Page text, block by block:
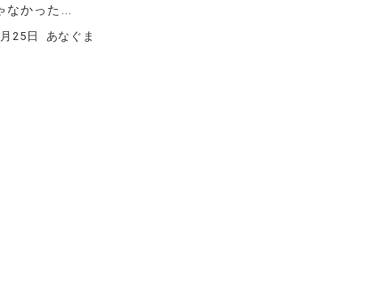
なかった...
25日 あなぐま